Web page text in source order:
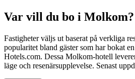
Var vill du bo i Molkom?
Fastigheter väljs ut baserat på verkliga
popularitet bland gäster som har bokat
Hotels.com. Dessa Molkom-hotell
läge och resenärsupplevelse. Senast